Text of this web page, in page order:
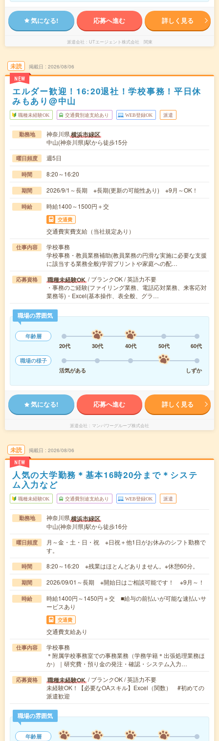
気になる! 応募へ進む 詳しく見る
派遣会社 UTエージェント株式会社 関東
未読
NEW
掲載日 2026/08/06
エルダー歓迎！16:20退社！学校事務！平日休
みもあり@中山
職種未経験OK 交通費別途支給あり WEB登録OK 派遣
勤務地 神奈川県横浜市緑区
中山(神奈川県)駅から徒歩15分
曜日頻度 週5日
時間 8:20～16:20
期間 2026/9/1～長期 ※長期(更新の可能性あり) ※9月～OK！
時給 時給1400～1500円＋交
交通費
交通費実費支給（当社規定あり）
仕事内容
学校事務
学校事務・教員業務補助(教員業務の円滑な実施に必要な支援
に該当する業務全般)学習プリントや家庭への配…
応募資格 職種未経験OK / ブランクOK / 英語力不要
・事務のご経験(ファイリング業務、電話応対業務、来客応対
業務等)・Excel(基本操作、表全般、グラ…
職場の雰囲気
年齢層
20代
30代 40代 50代
60代
職場の様子
活気がある
しずか
気になる! 応募へ進む 詳しく見る
派遣会社 マンパワーグループ株式会社
未読
NEW
掲載日 2026/08/06
人気の大学勤務＊基本16時20分まで＊システ
ム入力など
職種未経験OK 交通費別途支給あり WEB登録OK 派遣
勤務地 神奈川県横浜市緑区
中山(神奈川県)駅から徒歩16分
曜日頻度
月～金・土・日・祝 ※日祝＋他1日がお休みのシフト勤務で
す。
時間 8:20～16:20 ※残業はほとんどありません。※休憩60分。
期間 2026/09/01～長期 ※開始日はご相談可能です！ ※9月～！
時給
時給1400円～1450円＋交 ■給与の前払いが可能な速払いサ
ービスあり
交通費
交通費支給あり
仕事内容
学校事務
＊附属学校事務室での事務業務（学務学籍＊出張処理業務ほ
か）｜研究費・預り金の発注・確認・システム入力…
応募資格 職種未経験OK / ブランクOK / 英語力不要
未経験OK！【必要なOAスキル】Excel（関数） #初めての
派遣歓迎
職場の雰囲気
年齢層